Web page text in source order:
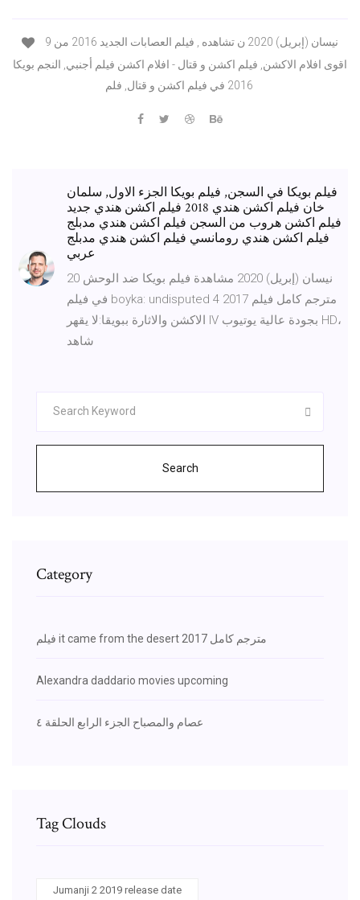
9 نيسان (إبريل) 2020 ن تشاهده , فيلم العصابات الجديد 2016 من
اقوى افلام الاكشن, فيلم اكشن و قتال - افلام اكشن فيلم أجنبي, النجم بويكا
فيلم بويكا في السجن, فيلم بويكا الجزء الاول, سلمان
خان فيلم اكشن هندي 2018 فيلم اكشن هندي جديد
فيلم اكشن هروب من السجن فيلم اكشن هندي مدبلج
فيلم اكشن هندي رومانسي فيلم اكشن هندي مدبلج
عربي
20 نيسان (إبريل) 2020 مشاهدة فيلم بويكا ضد الوحش
في فيلم boyka: undisputed 4 2017 مترجم كامل فيلم
الاكشن والاثارة ببويقا:لا يقهر IV بجودة عالية يوتيوب HD،
Search
Category
فيلم it came from the desert 2017 مترجم كامل
Alexandra daddario movies upcoming
عصام والمصباح الجزء الرابع الحلقة ٤
Tag Clouds
Jumanji 2 2019 release date